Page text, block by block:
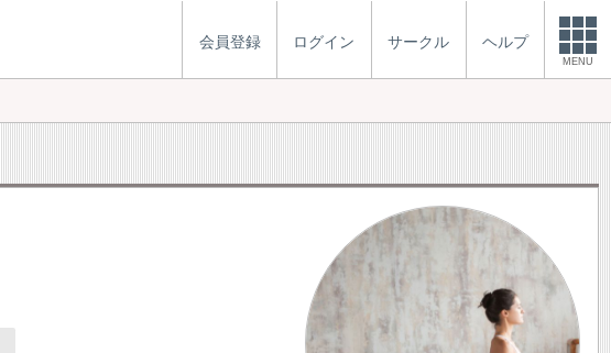
会員登録 ログイン サークル ヘルプ
MENU